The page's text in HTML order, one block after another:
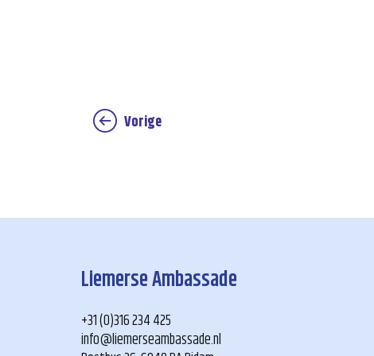
Vorige
Liemerse Ambassade
+31 (0)316 234 425
info@liemerseambassade.nl